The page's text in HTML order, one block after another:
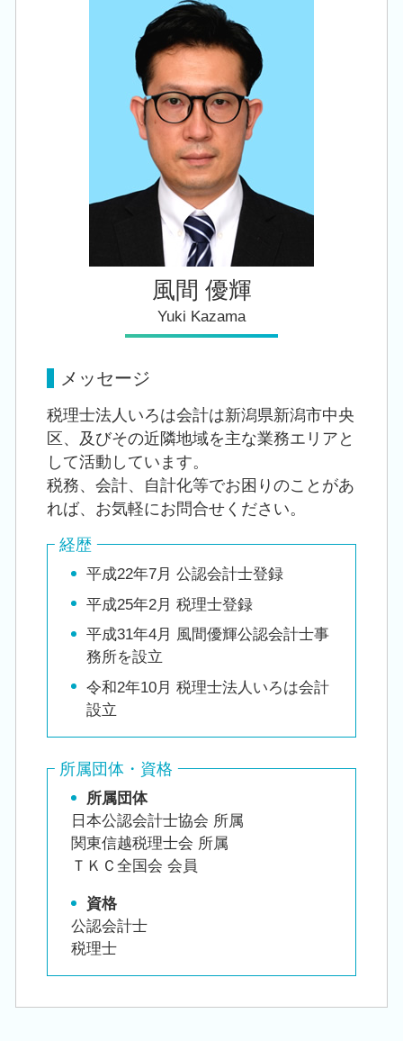
法人税 申告 提出書類
事業承継 相続税
相続税 申告書
相続税 手続き
創業支援 税理士 相談 新潟市東区
会社設立 税理士 相談 新津駅
相続 税理士 相談 新潟市北区
相続 税理士 相談 江南区
税務顧問 税理士 相談 新津駅
会社設立 税理士 相談 江南区
創業支援 税理士 相談 阿賀野市
会社設立 税理士 相談 五泉市
風間 優輝
Yuki Kazama
メッセージ
税理士法人いろは会計は新潟県新潟市中央
区、及びその近隣地域を主な業務エリアと
して活動しています。
税務、会計、自計化等でお困りのことがあ
れば、お気軽にお問合せください。
経歴
平成22年7月 公認会計士登録
平成25年2月 税理士登録
平成31年4月 風間優輝公認会計士事
務所を設立
令和2年10月 税理士法人いろは会計
設立
所属団体・資格
所属団体
日本公認会計士協会 所属
関東信越税理士会 所属
ＴＫＣ全国会 会員
資格
公認会計士
税理士